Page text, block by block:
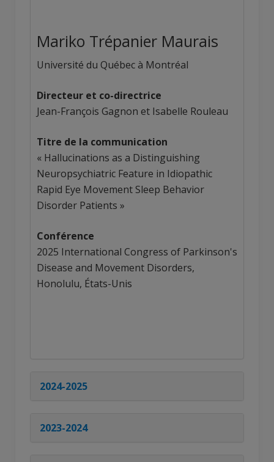
Mariko Trépanier Maurais
Université du Québec à Montréal
Directeur et co-directrice
Jean-François Gagnon et Isabelle Rouleau
Titre de la communication
« Hallucinations as a Distinguishing
Neuropsychiatric Feature in Idiopathic
Rapid Eye Movement Sleep Behavior
Disorder Patients »
Conférence
2025 International Congress of Parkinson's
Disease and Movement Disorders,
Honolulu, États-Unis
2024-2025
2023-2024